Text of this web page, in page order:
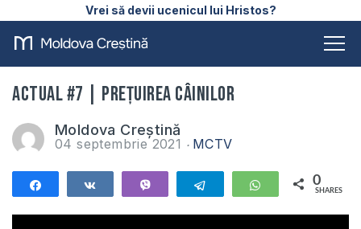
Vrei să devii ucenicul lui Hristos?
ACTUAL #7 | Prețuirea câinilor
Moldova Creștină
04 septembrie 2021 MCTV
Telegram WhatsApp
0
SHARES